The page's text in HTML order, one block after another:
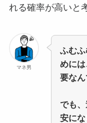
れる確率が高いと
マネ男
ふむ
めに
要なん
でも
安に